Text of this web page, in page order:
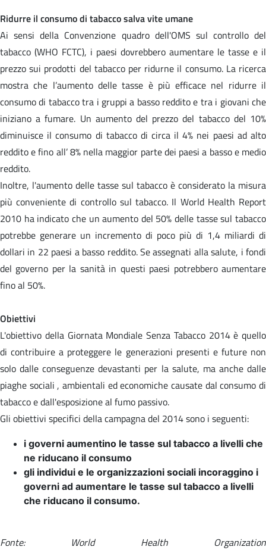
Ridurre il consumo di tabacco salva vite umane
Ai sensi della Convenzione quadro dell'OMS sul controllo del
tabacco (WHO FCTC), i paesi dovrebbero aumentare le tasse e il
prezzo sui prodotti del tabacco per ridurne il consumo. La ricerca
mostra che l’aumento delle tasse è più efficace nel ridurre il
consumo di tabacco tra i gruppi a basso reddito e tra i giovani che
iniziano a fumare. Un aumento del prezzo del tabacco del 10%
diminuisce il consumo di tabacco di circa il 4% nei paesi ad alto
reddito e fino all’ 8% nella maggior parte dei paesi a basso e medio
reddito.
Inoltre, l'aumento delle tasse sul tabacco è considerato la misura
più conveniente di controllo sul tabacco. Il World Health Report
2010 ha indicato che un aumento del 50% delle tasse sul tabacco
potrebbe generare un incremento di poco più di 1,4 miliardi di
dollari in 22 paesi a basso reddito. Se assegnati alla salute, i fondi
del governo per la sanità in questi paesi potrebbero aumentare
fino al 50%.
Obiettivi
L'obiettivo della Giornata Mondiale Senza Tabacco 2014 è quello
di contribuire a proteggere le generazioni presenti e future non
solo dalle conseguenze devastanti per la salute, ma anche dalle
piaghe sociali , ambientali ed economiche causate dal consumo di
tabacco e dall'esposizione al fumo passivo.
Gli obiettivi specifici della campagna del 2014 sono i seguenti:
i governi aumentino le tasse sul tabacco a livelli che
ne riducano il consumo
gli individui e le organizzazioni sociali incoraggino i
governi ad aumentare le tasse sul tabacco a livelli
che riducano il consumo.
Fonte: World Health Organization